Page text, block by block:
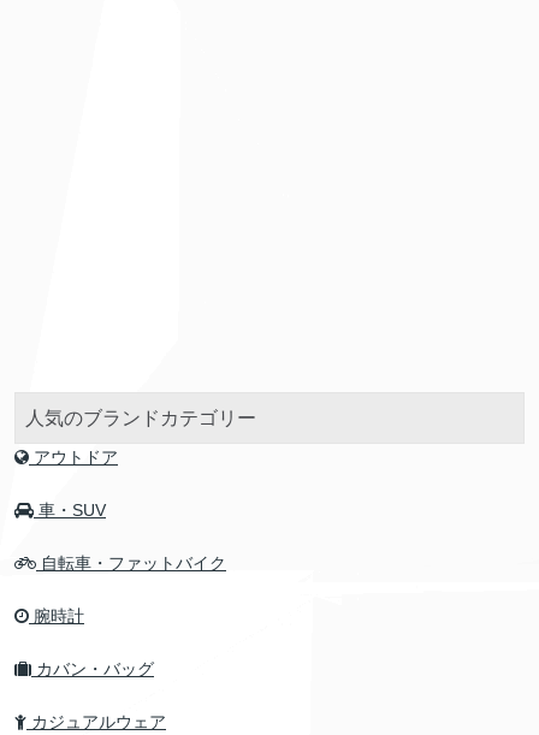
人気のブランドカテゴリー
アウトドア
車・SUV
自転車・ファットバイク
腕時計
カバン・バッグ
カジュアルウェア